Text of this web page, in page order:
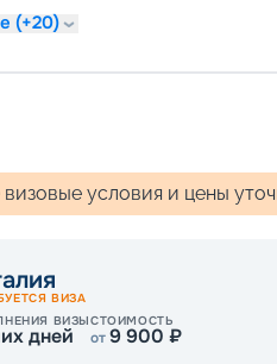
(+20)
визовые условия и цены
ВИЗА
ВИЗЫ
дней
СТОИМОСТЬ
от9 900 ₽